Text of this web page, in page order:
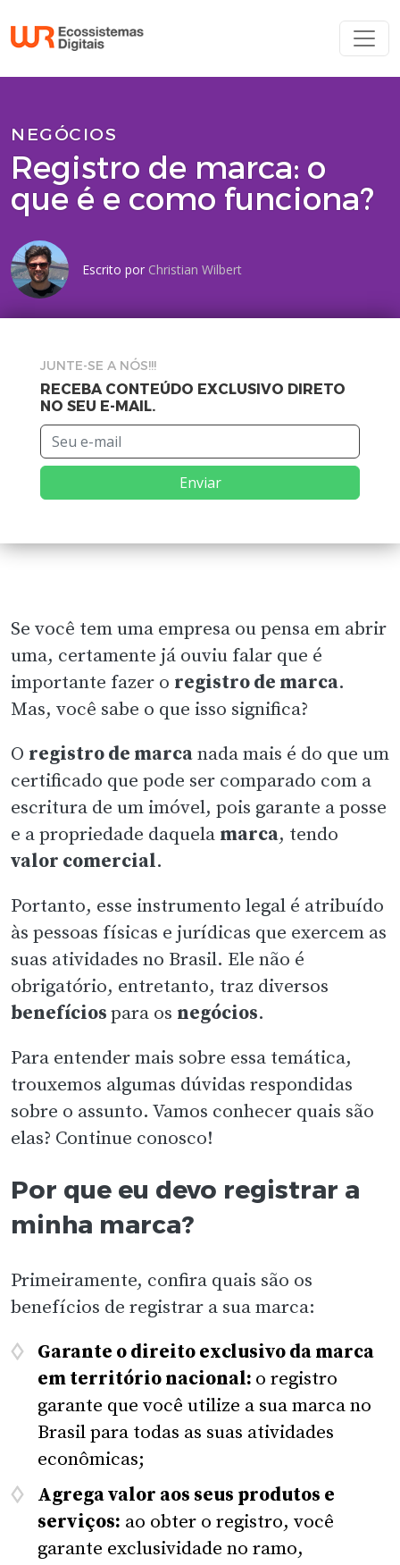
NEGÓCIOS
Registro de marca: o
que é e como funciona?
Escrito por Christian Wilbert
JUNTE-SE A NÓS!!!
RECEBA CONTEÚDO EXCLUSIVO DIRETO
NO SEU E-MAIL.
Enviar
Se você tem uma empresa ou pensa em abrir
uma, certamente já ouviu falar que é
importante fazer o registro de marca.
Mas, você sabe o que isso significa?
O registro de marcanada mais é do que um
certificado que pode ser comparado com a
escritura de um imóvel, pois garante a posse
e a propriedade daquela marca, tendo
valor comercial.
Portanto, esse instrumento legal é atribuído
às pessoas físicas e jurídicas que exercem as
suas atividades no Brasil. Ele não é
obrigatório, entretanto, traz diversos
benefíciospara os negócios.
Para entender mais sobre essa temática,
trouxemos algumas dúvidas respondidas
sobre o assunto. Vamos conhecer quais são
elas? Continue conosco!
Por que eu devo registrar a
minha marca?
Primeiramente, confira quais são os
benefícios de registrar a sua marca:
Garante o direito exclusivo da marca
em território nacional: o registro
garante que você utilize a sua marca no
Brasil para todas as suas atividades
econômicas;
Agrega valor aos seus produtos e
serviços: ao obter o registro, você
garante exclusividade no ramo,